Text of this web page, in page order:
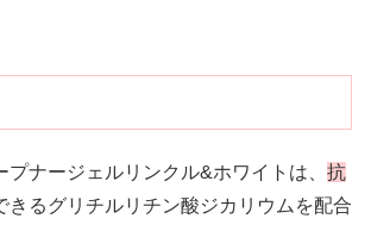
プナージェルリンクル&ホワイトは、 抗
きるグリチルリチン酸ジカリウムを配合